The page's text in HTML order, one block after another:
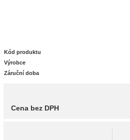
Kód produktu
Výrobce
Záruční doba
Cena bez DPH